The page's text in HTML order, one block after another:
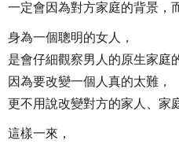
一定會因為對方家庭的背景，
身為一個聰明的女人，
是會仔細觀察男人的原生家庭
因為要改變一個人真的太難，
更不用說改變對方的家人、家
這樣一來，